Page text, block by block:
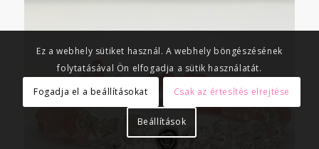
Ez a webhely sütiket használ. A webhely böngészésének
folytatásával Ön elfogadja a sütik használatát.
Fogadja el a beállításokat
Csak az értesítés elrejtése
Beállítások